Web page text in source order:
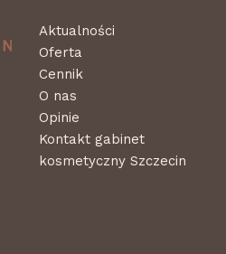
Aktualności
Oferta
Cennik
O nas
Opinie
Kontakt gabinet
kosmetyczny Szczecin